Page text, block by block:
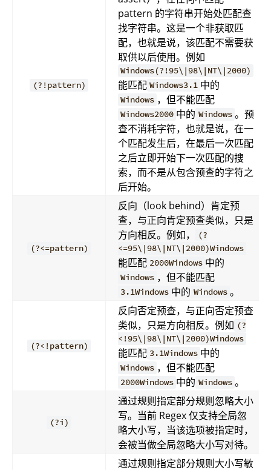
(?!pattern)
pattern 的字符串开始处匹配查
找字符串。这是一个非获取匹
配，也就是说，该匹配不需要获
取供以后使用。例如
Windows(?!95\|98\|NT\|2000)
能匹配 Windows3.1 中的
Windows ，但不能匹配
Windows2000 中的 Windows 。预
查不消耗字符，也就是说，在一
个匹配发生后，在最后一次匹配
之后立即开始下一次匹配的搜
索，而不是从包含预查的字符之
后开始。
(?<=pattern)
反向（look behind）肯定预
查，与正向肯定预查类似，只是
方向相反。例如，
(?
<=95\|98\|NT\|2000)Windows
能匹配 2000Windows 中的
Windows ，但不能匹配
3.1Windows 中的 Windows 。
(?<!pattern)
反向否定预查，与正向否定预查
类似，只是方向相反。例如 (?
<!95\|98\|NT\|2000)Windows
能匹配 3.1Windows 中的
Windows ，但不能匹配
2000Windows 中的 Windows 。
(?i)
通过规则指定部分规则忽略大小
写。当前 Regex 仅支持全局忽
略大小写，当该选项被指定时，
会被当做全局忽略大小写对待。
通过规则指定部分规则大小写敏